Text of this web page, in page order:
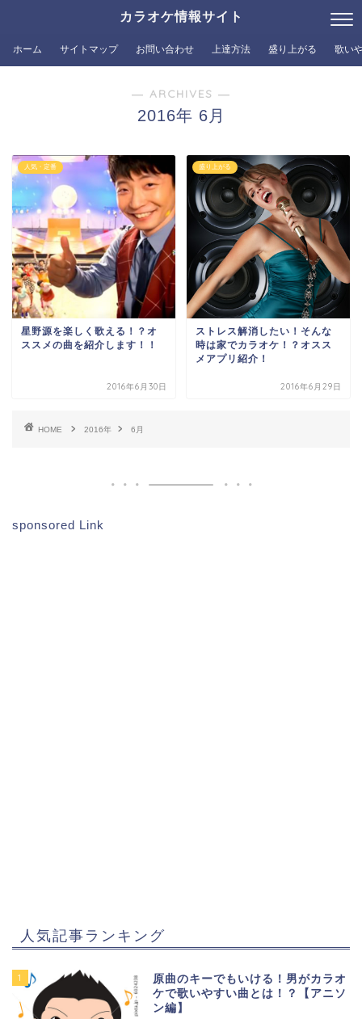
カラオケ情報サイト
ホーム サイトマップ お問い合わせ 上達方法 盛り上がる 歌い
― ARCHIVES ―
2016年 6月
人気・定番
星野源を楽しく歌える！？オ
ススメの曲を紹介します！！
2016年6月30日
盛り上がる
ストレス解消したい！そんな
時は家でカラオケ！？オスス
メアプリ紹介！
2016年6月29日
HOME 2016年 6月
sponsored Link
人気記事ランキング
1
原曲のキーでもいける！男がカラオ
ケで歌いやすい曲とは！？【アニソ
ン編】